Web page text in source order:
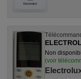
Non
(voir